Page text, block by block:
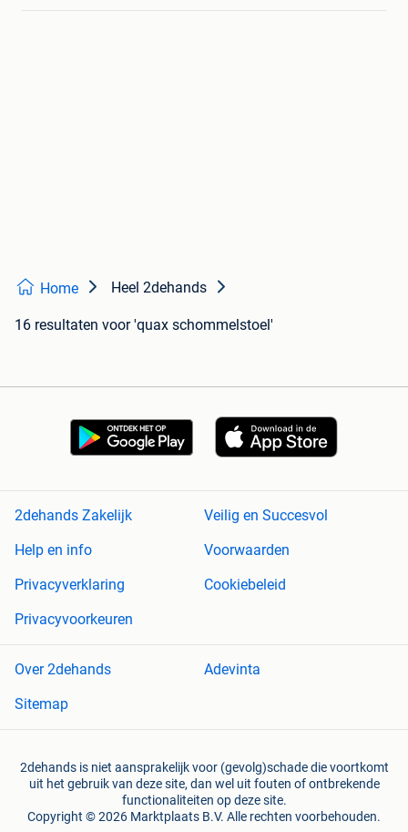
Home Heel 2dehands
16 resultaten voor 'quax schommelstoel'
2dehands Zakelijk
Veilig en Succesvol
Help en info
Voorwaarden
Privacyverklaring
Cookiebeleid
Privacyvoorkeuren
Over 2dehands
Adevinta
Sitemap
2dehands is niet aansprakelijk voor (gevolg)schade die voortkomt
uit het gebruik van deze site, dan wel uit fouten of ontbrekende
functionaliteiten op deze site.
Copyright © 2026 Marktplaats B.V. Alle rechten voorbehouden.